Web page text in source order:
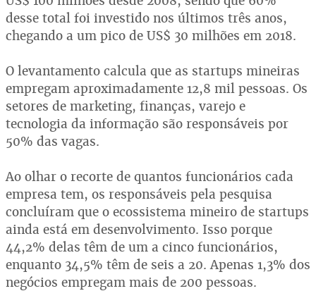
desse total foi investido nos últimos três anos,
chegando a um pico de US$ 30 milhões em 2018.
O levantamento calcula que as startups mineiras
empregam aproximadamente 12,8 mil pessoas. Os
setores de marketing, finanças, varejo e
tecnologia da informação são responsáveis por
50% das vagas.
Ao olhar o recorte de quantos funcionários cada
empresa tem, os responsáveis pela pesquisa
concluíram que o ecossistema mineiro de startups
ainda está em desenvolvimento. Isso porque
44,2% delas têm de um a cinco funcionários,
enquanto 34,5% têm de seis a 20. Apenas 1,3% dos
negócios empregam mais de 200 pessoas.